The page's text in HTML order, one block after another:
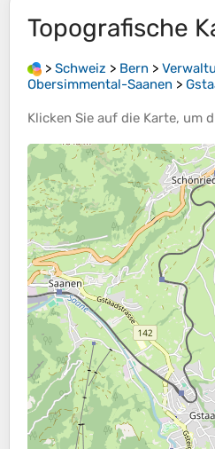
Topografische
> Schweiz > Bern >
Obersimmental-Saanen >
Klicken Sie auf die Karte, um